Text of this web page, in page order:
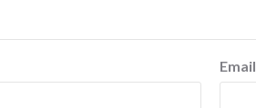
Email